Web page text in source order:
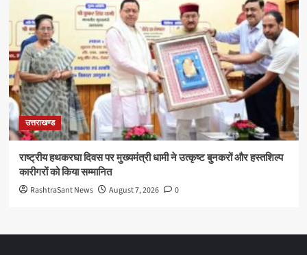
उत्तराखण्ड
राष्ट्रीय हथकरघा दिवस पर मुख्यमंत्री धामी ने उत्कृष्ट बुनकरों और हस्तशिल्प
कारीगरों को किया सम्मानित
RashtraSant News August 7, 2026 0